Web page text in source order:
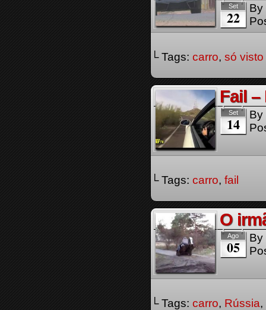
Set
22
By
└ Tags: carro, só visto
Fail –
Set
14
By
└ Tags: carro, fail
O
Ago
05
By
└ Tags: carro, Rússia,